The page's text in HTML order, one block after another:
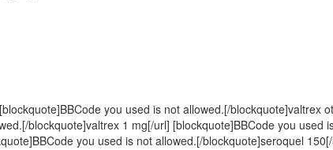
you used is not allowed.[/blockquote]valtrex
blockquote]valtrex 1 mg[/url] [blockquote]BBCode you used
you used is not allowed.[/blockquote]seroquel